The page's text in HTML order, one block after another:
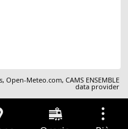
,Open-Meteo.com,CAMS ENSEMBLE
data provider